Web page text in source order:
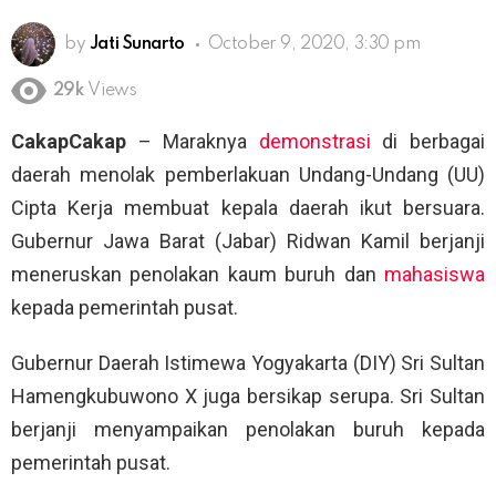
by Jati Sunarto October 9, 2020, 3:30 pm
29k Views
CakapCakap – Maraknya demonstrasi di berbagai
daerah menolak pemberlakuan Undang-Undang (UU)
Cipta Kerja membuat kepala daerah ikut bersuara.
Gubernur Jawa Barat (Jabar) Ridwan Kamil berjanji
meneruskan penolakan kaum buruh dan mahasiswa
kepada pemerintah pusat.
Gubernur Daerah Istimewa Yogyakarta (DIY) Sri Sultan
Hamengkubuwono X juga bersikap serupa. Sri Sultan
berjanji menyampaikan penolakan buruh kepada
pemerintah pusat.